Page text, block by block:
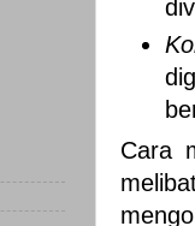
Cara